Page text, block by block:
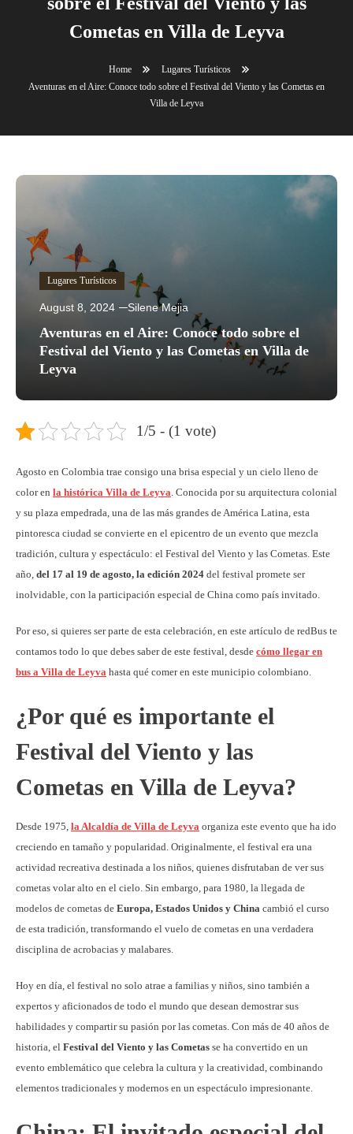
Cometas en Villa de Leyva
Home
Lugares Turísticos
Aventuras en el Aire: Conoce todo sobre el Festival del Viento y las Cometas en
Villa de Leyva
Lugares Turísticos
August 8, 2024 Silene Mejia
Aventuras en el Aire: Conoce todo sobre el
Festival del Viento y las Cometas en Villa de
Leyva
1/5 - (1 vote)
Agosto en Colombia trae consigo una brisa especial y un cielo lleno de
color en la histórica Villa de Leyva . Conocida por su arquitectura colonial
y su plaza empedrada, una de las más grandes de América Latina, esta
pintoresca ciudad se convierte en el epicentro de un evento que mezcla
tradición, cultura y espectáculo: el Festival del Viento y las Cometas. Este
año, del 17 al 19 de agosto, la edición 2024 del festival promete ser
inolvidable, con la participación especial de China como país invitado.
Por eso, si quieres ser parte de esta celebración, en este artículo de redBus te
contamos todo lo que debes saber de este festival, desde cómo llegar en
bus a Villa de Leyva hasta qué comer en este municipio colombiano.
¿Por qué es importante el
Festival del Viento y las
Cometas en Villa de Leyva?
Desde 1975, la Alcaldía de Villa de Leyva organiza este evento que ha ido
creciendo en tamaño y popularidad. Originalmente, el festival era una
actividad recreativa destinada a los niños, quienes disfrutaban de ver sus
cometas volar alto en el cielo. Sin embargo, para 1980, la llegada de
modelos de cometas de Europa, Estados Unidos y China cambió el curso
de esta tradición, transformando el vuelo de cometas en una verdadera
disciplina de acrobacias y malabares.
Hoy en día, el festival no solo atrae a familias y niños, sino también a
expertos y aficionados de todo el mundo que desean demostrar sus
habilidades y compartir su pasión por las cometas. Con más de 40 años de
historia, el Festival del Viento y las Cometas se ha convertido en un
evento emblemático que celebra la cultura y la creatividad, combinando
elementos tradicionales y modernos en un espectáculo impresionante.